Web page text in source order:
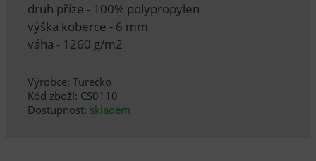
druh příze - 100% polypropylen
výška koberce - 6 mm
váha - 1260 g/m2
Výrobce: Turecko
Kód zboží: CS0110
Dostupnost: skladem